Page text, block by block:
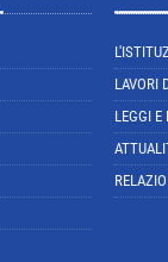
LAVORI
LEGGI E